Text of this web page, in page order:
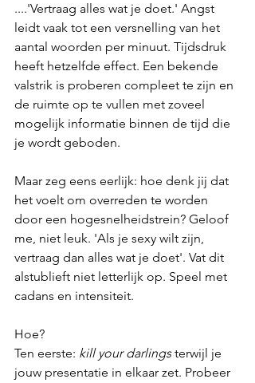
....'Vertraag alles wat je doet.' Angst
leidt vaak tot een versnelling van het
aantal woorden per minuut. Tijdsdruk
heeft hetzelfde effect. Een bekende
valstrik is proberen compleet te zijn en
de ruimte op te vullen met zoveel
mogelijk informatie binnen de tijd die
je wordt geboden.
Maar zeg eens eerlijk: hoe denk jij dat
het voelt om overreden te worden
door een hogesnelheidstrein? Geloof
me, niet leuk. 'Als je sexy wilt zijn,
vertraag dan alles wat je doet'. Vat dit
alstublieft niet letterlijk op. Speel met
cadans en intensiteit.
Hoe?
Ten eerste: kill your darlings terwijl je
jouw presentatie in elkaar zet. Probeer